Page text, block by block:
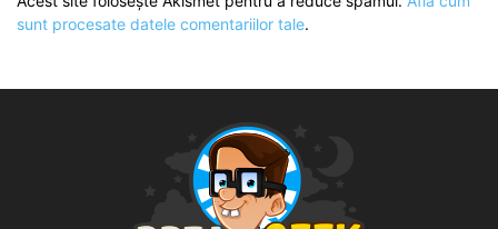
sunt procesate datele comentariilor tale.